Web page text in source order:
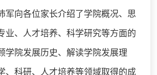
军向各位家长介绍了学院概况、思
业、人才培养、科学研究等方面的
学院发展历史、解读学院发展理
、科研、人才培养等领域取得的成